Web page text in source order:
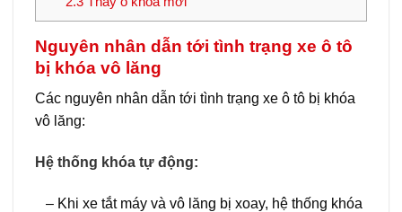
Nguyên nhân dẫn tới tình trạng xe ô tô
bị khóa vô lăng
Các nguyên nhân dẫn tới tình trạng xe ô tô bị khóa
vô lăng:
Hệ thống khóa tự động:
– Khi xe tắt máy và vô lăng bị xoay, hệ thống khóa